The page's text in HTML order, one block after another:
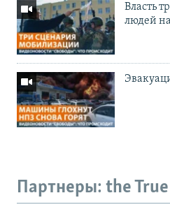
Власть
людей
Партнеры: the